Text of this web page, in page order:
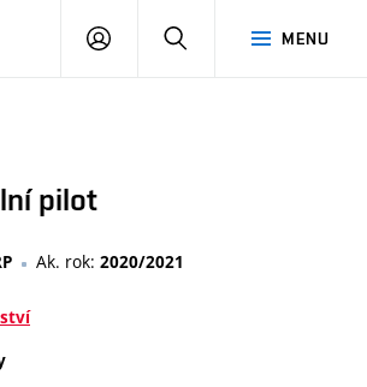
MENU
PŘIHLÁSIT
pilot
Ak. rok: 2020/2021